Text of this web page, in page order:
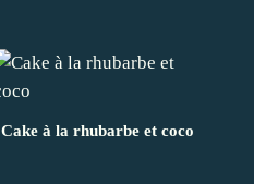
Cake à la rhubarbe et coco